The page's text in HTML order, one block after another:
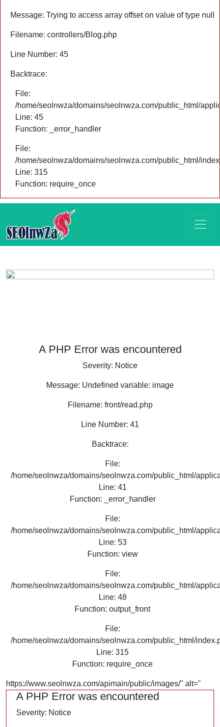
Message: Trying to access array offset on value of type null
Filename: controllers/Blog.php
Line Number: 45
Backtrace:
File:
/home/seolnwza/domains/seolnwza.com/public_html/
Line: 45
Function: _error_handler
File:
/home/seolnwza/domains/seolnwza.com/public_html/
Line: 315
Function: require_once
A PHP Error was encountered
Severity: Notice
Message: Undefined variable: image
Filename: front/read.php
Line Number: 41
Backtrace:
File:
/home/seolnwza/domains/seolnwza.com/public_html/
Line: 41
Function: _error_handler
File:
/home/seolnwza/domains/seolnwza.com/public_html/
Line: 53
Function: view
File:
/home/seolnwza/domains/seolnwza.com/public_html/
Line: 48
Function: output_front
File:
/home/seolnwza/domains/seolnwza.com/public_html/
Line: 315
Function: require_once
https://www.seolnwza.com/apimain/public/images/" alt="
A PHP Error was encountered
Severity: Notice